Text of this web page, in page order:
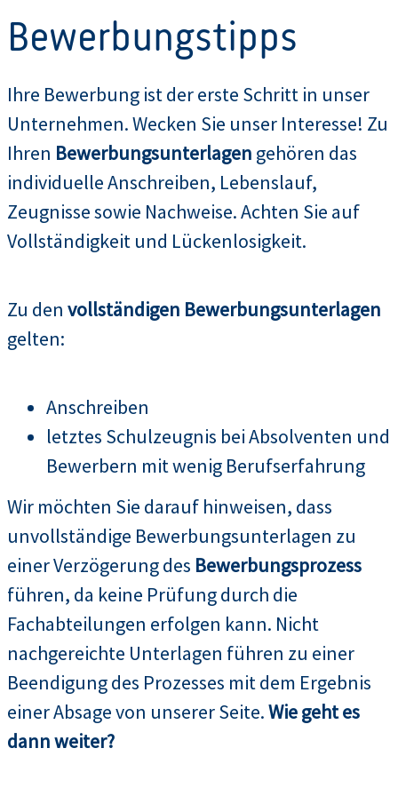
Bewerbungstipps
Ihre Bewerbung ist der erste Schritt in unser
Unternehmen. Wecken Sie unser Interesse! Zu
Ihren Bewerbungsunterlagen gehören das
individuelle Anschreiben, Lebenslauf,
Zeugnisse sowie Nachweise. Achten Sie auf
Vollständigkeit und Lückenlosigkeit.
Zu den vollständigen Bewerbungsunterlagen
gelten:
Anschreiben
letztes Schulzeugnis bei Absolventen und
Bewerbern mit wenig Berufserfahrung
Wir möchten Sie darauf hinweisen, dass
unvollständige Bewerbungsunterlagen zu
einer Verzögerung des Bewerbungsprozess
führen, da keine Prüfung durch die
Fachabteilungen erfolgen kann. Nicht
nachgereichte Unterlagen führen zu einer
Beendigung des Prozesses mit dem Ergebnis
einer Absage von unserer Seite.Wie geht es
dann weiter?